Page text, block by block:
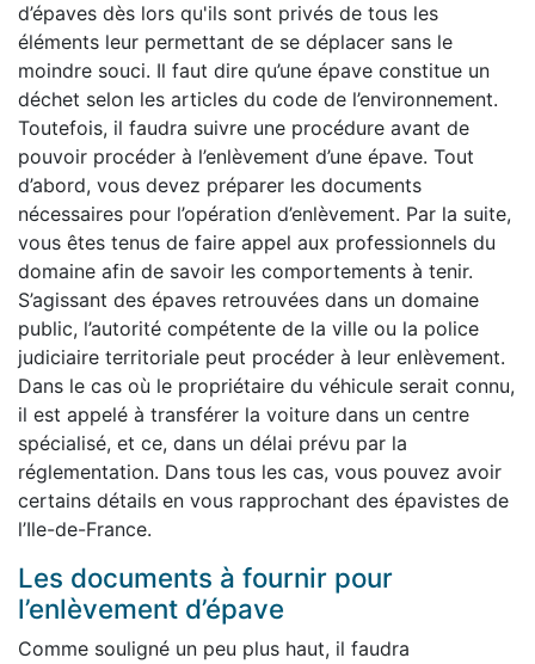
d’épaves dès lors qu'ils sont privés de tous les
éléments leur permettant de se déplacer sans le
moindre souci. Il faut dire qu’une épave constitue un
déchet selon les articles du code de l’environnement.
Toutefois, il faudra suivre une procédure avant de
pouvoir procéder à l’enlèvement d’une épave. Tout
d’abord, vous devez préparer les documents
nécessaires pour l’opération d’enlèvement. Par la suite,
vous êtes tenus de faire appel aux professionnels du
domaine afin de savoir les comportements à tenir.
S’agissant des épaves retrouvées dans un domaine
public, l’autorité compétente de la ville ou la police
judiciaire territoriale peut procéder à leur enlèvement.
Dans le cas où le propriétaire du véhicule serait connu,
il est appelé à transférer la voiture dans un centre
spécialisé, et ce, dans un délai prévu par la
réglementation. Dans tous les cas, vous pouvez avoir
certains détails en vous rapprochant des épavistes de
l’Ile-de-France.
Les documents à fournir pour
l’enlèvement d’épave
Comme souligné un peu plus haut, il faudra